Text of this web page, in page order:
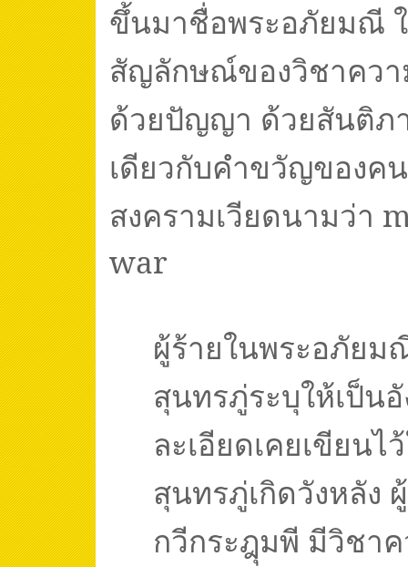
ขึ้นมาชื่อพระอภัยมณี
สัญลักษณ์ของวิชาคว
ด้วยปัญญา ด้วยสันติภ
เดียวกับคำขวัญของค
สงครามเวียดนามว่า
war
ผู้ร้ายในพระอภัยม
สุนทรภู่ระบุให้เป็น
ละเอียดเคยเขียนไ
สุนทรภู่เกิดวังหลัง
กวีกระฎุมพี มีวิชา